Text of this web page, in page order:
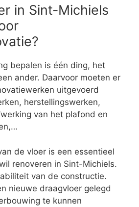
in Sint-Michiels
bepalen is één ding, het
ander. Daarvoor moeten er
uitgevoerd
herstellingswerken,
van het plafond en
de vloer is een essentieel
renoveren in Sint-Michiels.
van de constructie.
nieuwe draagvloer gelegd
te kunnen